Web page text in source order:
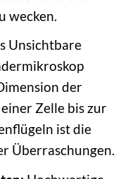
wecken.
Unsichtbare
der
Zelle bis zur
ist die
Überraschungen.